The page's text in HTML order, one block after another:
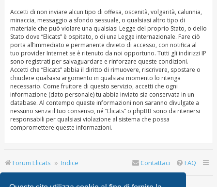
Accetti di non inviare alcun tipo di offesa, oscenità, volgarità, calunnia,
minaccia, messaggio a sfondo sessuale, o qualsiasi altro tipo di
materiale che può violare una qualsiasi Legge del proprio Stato, o dello
Stato dove “Elicats” è ospitato, o di una Legge internazionale. Fare ciò
porta all’immediato e permanente divieto di accesso, con notifica al
tuo provider Internet se è ritenuto da noi opportuno. Tutti gli indirizzi IP
sono registrati per salvaguardare e rinforzare queste condizioni.
Accetti che “Elicats” abbia il diritto di rimuovere, riscrivere, spostare o
chiudere qualsiasi argomento in qualsiasi momento lo ritenga
necessario. Come fruitore di questo servizio, accetti che ogni
informazione (dato personale) tu abbia inviato sia conservata in un
database. Al contempo queste informazioni non saranno divulgate a
nessuno senza il tuo consenso, né “Elicats” o phpBB sono da ritenersi
responsabili per qualsiasi violazione al sistema che possa
compromettere queste informazioni.
Forum Elicats Indice FAQ
Contattaci